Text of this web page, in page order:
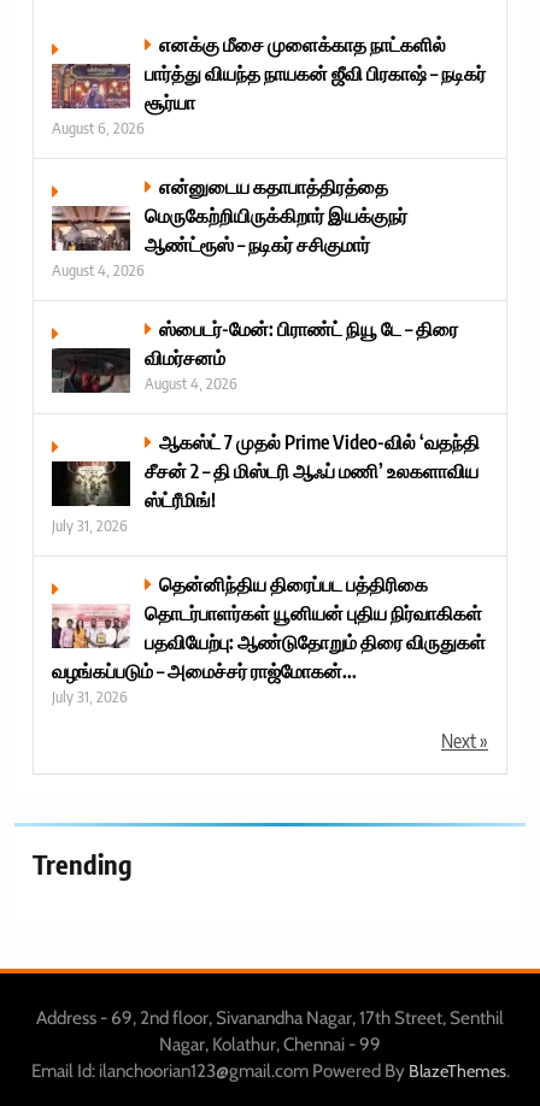
எனக்கு மீசை முளைக்காத நாட்களில்
பார்த்து வியந்த நாயகன் ஜீவி பிரகாஷ் – நடிகர்
சூர்யா
August 6, 2026
என்னுடைய கதாபாத்திரத்தை
மெருகேற்றியிருக்கிறார் இயக்குநர்
ஆண்ட்ரூஸ் – நடிகர் சசிகுமார்
August 4, 2026
ஸ்பைடர்-மேன்: பிராண்ட் நியூ டே – திரை
விமர்சனம்
August 4, 2026
ஆகஸ்ட் 7 முதல் Prime Video-வில் ‘வதந்தி
சீசன் 2 – தி மிஸ்டரி ஆஃப் மணி’ உலகளாவிய
ஸ்ட்ரீமிங்!
July 31, 2026
தென்னிந்திய திரைப்பட பத்திரிகை
தொடர்பாளர்கள் யூனியன் புதிய நிர்வாகிகள்
பதவியேற்பு: ஆண்டுதோறும் திரை விருதுகள்
வழங்கப்படும் – அமைச்சர் ராஜ்மோகன்...
July 31, 2026
Next »
Trending
Address - 69, 2nd floor, Sivanandha Nagar, 17th Street, Senthil
Nagar, Kolathur, Chennai - 99
Email Id: ilanchoorian123@gmail.com Powered By BlazeThemes.